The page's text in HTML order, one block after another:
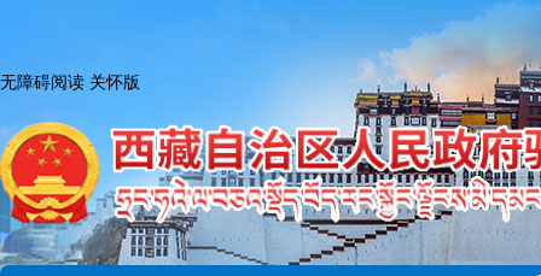
无障碍阅读 关怀版